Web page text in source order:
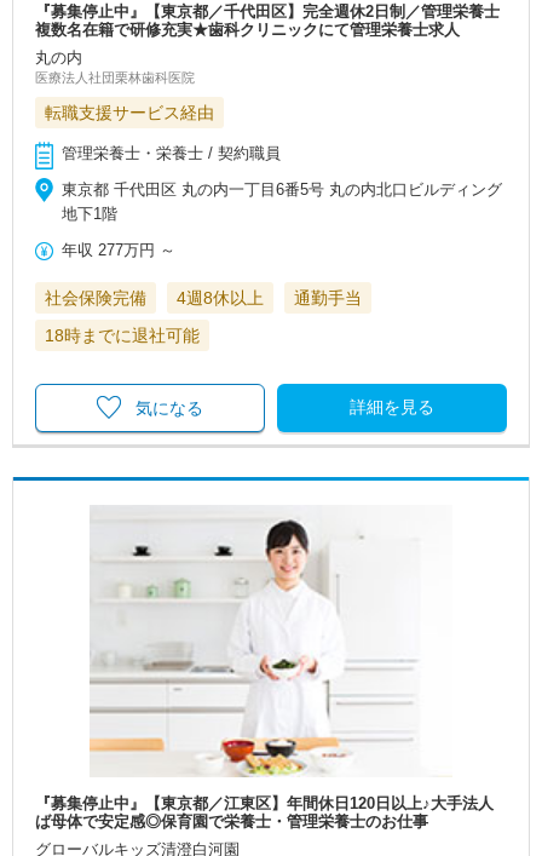
『募集停止中』【東京都／千代田区】完全週休2日制／管理栄養士
複数名在籍で研修充実★歯科クリニックにて管理栄養士求人
丸の内
医療法人社団栗林歯科医院
転職支援サービス経由
管理栄養士・栄養士 / 契約職員
東京都 千代田区 丸の内一丁目6番5号 丸の内北口ビルディング
地下1階
年収 277万円 ～
社会保険完備 4週8休以上
通勤手当
18時までに退社可能
詳細を見る
気になる
『募集停止中』【東京都／江東区】年間休日120日以上♪大手法人
ば母体で安定感◎保育園で栄養士・管理栄養士のお仕事
グローバルキッズ清澄白河園